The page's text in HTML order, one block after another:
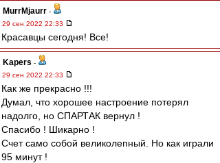
MurrMjaurr -
29 сен 2022 22:33
Красавцы сегодня! Все!
Kapers -
29 сен 2022 22:33
Как же прекрасно !!!
Думал, что хорошее настроение потерял
надолго, но СПАРТАК вернул !
Спасибо ! Шикарно !
Счет само собой великолепный. Но как играли
95 минут !